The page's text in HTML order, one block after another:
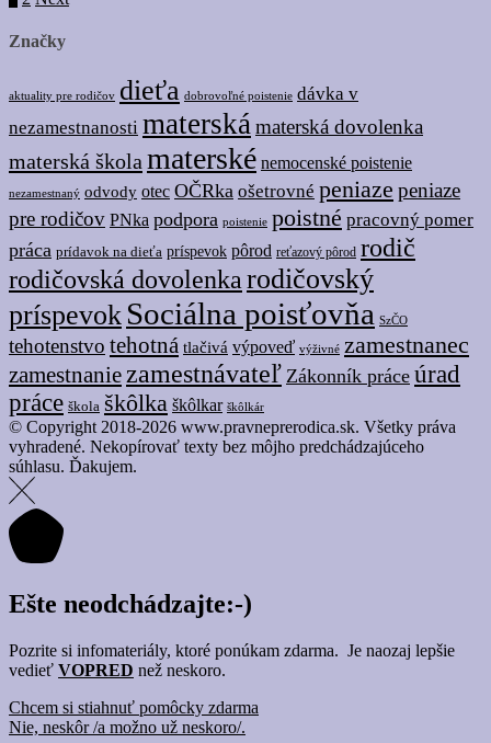
Značky
aktuality pre rodičov dieťa dobrovoľné poistenie dávka v
nezamestnanosti materskámaterská dovolenka
materská škola materské nemocenské poistenie
nezamestnaný odvody otec OČRka ošetrovné peniaze peniaze
pre rodičov PNka podpora poistenie poistné pracovný pomer
práca prídavok na dieťa príspevok pôrod reťazový pôrod rodič
rodičovská dovolenka rodičovský
príspevok Sociálna poisťovňa SzČO
tehotenstvo tehotná tlačivá výpoveď výživné zamestnanec
zamestnanie zamestnávateľ Zákonník práce úrad
práce škola škôlka škôlkar škôlkár
© Copyright 2018-2026 www.pravneprerodica.sk. Všetky práva
vyhradené. Nekopírovať texty bez môjho predchádzajúceho
súhlasu. Ďakujem.
Ešte neodchádzajte:-)
Pozrite si infomateriály, ktoré ponúkam zdarma. Je naozaj lepšie
vedieť VOPRED než neskoro.
Chcem si stiahnuť pomôcky zdarma
Nie, neskôr /a možno už neskoro/.